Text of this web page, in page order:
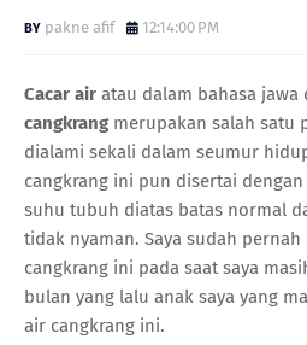
pakne afif 12:14:00 PM
Cacar air atau dalam bahasa
cangkrang merupakan salah satu
dialami sekali dalam seumur
cangkrang ini pun disertai
suhu tubuh diatas batas normal
tidak nyaman. Saya sudah
cangkrang ini pada saat saya
bulan yang lalu anak saya yang
air cangkrang ini.